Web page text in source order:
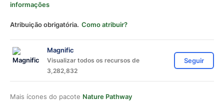
informações
Atribuição obrigatória. Como atribuir?
Magnific
Visualizar todos os recursos de
3,282,832
Seguir
Mais ícones do pacote Nature Pathway